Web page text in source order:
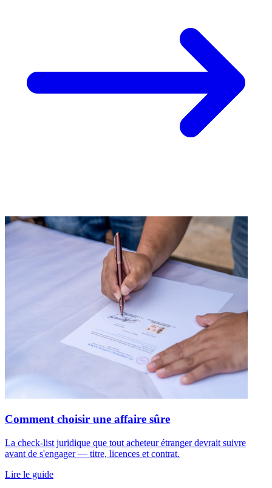
Comment choisir une affaire sûre
La check-list juridique que tout acheteur étranger devrait suivre
avant de s'engager — titre, licences et contrat.
Lire le guide